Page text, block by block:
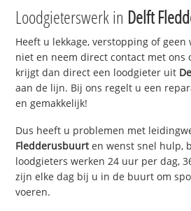
Loodgieterswerk in Delft
Heeft u lekkage, verstopping of geen
niet en neem direct contact met ons
krijgt dan direct een loodgieter uit
aan de lijn. Bij ons regelt u een
en gemakkelijk!
Dus heeft u problemen met
Fledderusbuurten wenst snel hulp,
loodgieters werken 24 uur per dag,
zijn elke dag bij u in de buurt om
voeren.